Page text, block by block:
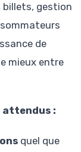
billets, gestion
de
mieux entre
attendus :
quel que